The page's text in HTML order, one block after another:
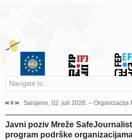
Navigate to...
Grada Sarajeva povodom Dana Sarajeva
Sarajevo, 02. juli 2026. –
Javni poziv Mreže
program podrške